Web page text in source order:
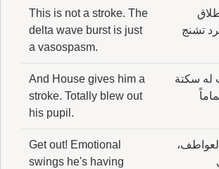
تشنج
This is not a stroke. The
delta wave burst is just
a vasospasm.
سكتة
And House gives him a
stroke. Totally blew out
his pupil.
Get out! Emotional
swings he's having